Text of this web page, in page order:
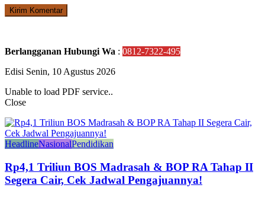
Berlangganan Hubungi Wa : 0812-7322-495
Edisi Senin, 10 Agustus 2026
Unable to load PDF service..
Close
HeadlineNasionalPendidikan
Rp4,1 Triliun BOS Madrasah & BOP RA Tahap II
Segera Cair, Cek Jadwal Pengajuannya!